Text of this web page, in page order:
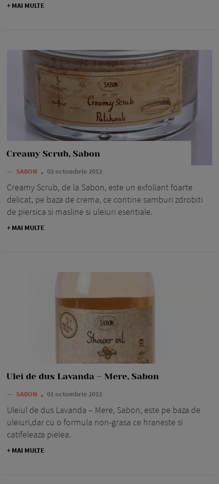
+ MAI MULTE
Creamy Scrub, Sabon
— SABON 02 octombrie 2012
Creamy Scrub, de la Sabon, este un exfoliant foarte
delicat, pe baza de crema, ce contine samburi zdrobiti
de piersica si masline si uleiuri esentiale.
+ MAI MULTE
Ulei de dus Lavanda – Mere, Sabon
— SABON 01 octombrie 2012
Uleiul de dus Lavanda – Mere, Sabon, este pe baza de
uleiuri,dar cu o formula non-grasa ce hraneste si
catifeleaza pielea.
+ MAI MULTE